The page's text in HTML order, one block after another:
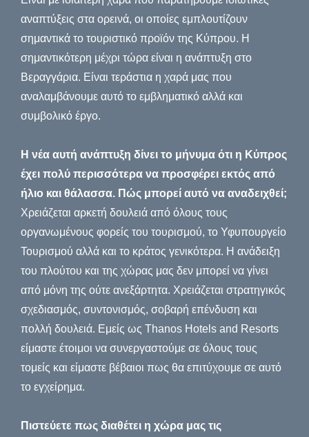
αναπτύξεις στα ορεινά, οι οποίες εμπλουτίζουν
σημαντικά το τουριστικό προϊόν της Κύπρου. Η
σημαντικότερη μέχρι τώρα είναι η ανάπτυξη στο
Βεραγγάρια. Είναι τεράστια η χαρά μας που
αναλαμβάνουμε αυτό το εμβληματικό αλλά και
συμβολικό έργο.
Η νέα αυτή ανάπτυξη δίνει το μήνυμα ότι η Κύπρος
έχει πολύ περισσότερα να προσφέρει εκτός από
ήλιο και θάλασσα. Πώς μπορεί αυτό να αναδειχθεί;
Χρειάζεται αρκετή δουλειά από όλους τους
οργανωμένους φορείς του τουρισμού, το Υφυπουργείο
Τουρισμού αλλά και το κράτος γενικότερα. Η ανάδειξη
του πλούτου και της χώρας μας δεν μπορεί να γίνει
από μόνη της ούτε ανεξάρτητα. Χρειάζεται στρατηγικός
σχεδιασμός, συντονισμός, σοβαρή επένδυση και
πολλή δουλειά. Εμείς ως Thanos Hotels and Resorts
είμαστε έτοιμοι να συνεργαστούμε σε όλους τους
τομείς και είμαστε βέβαιοι πως θα επιτύχουμε σε αυτό
το εγχείρημα.
Πιστεύετε πως διαθέτει η χώρα μας τις